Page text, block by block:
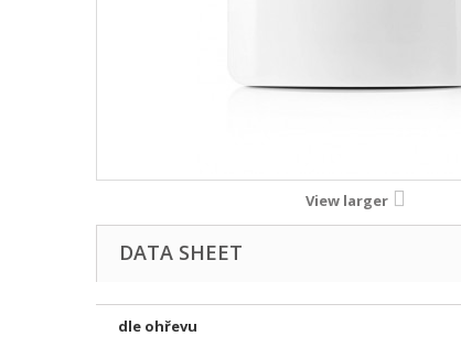
View larger
DATA SHEET
dle ohřevu